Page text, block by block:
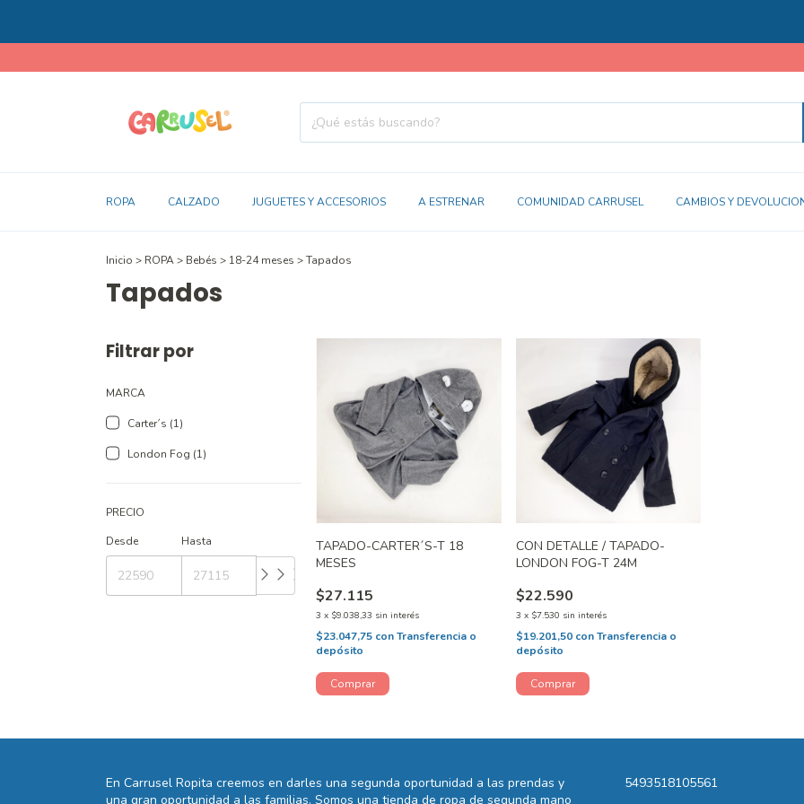
ROPA CALZADO JUGUETES Y ACCESORIOS A ESTRENAR COMUNIDAD CARRUSEL CAMBIOS Y
Inicio > ROPA> Bebés > 18-24 meses >Tapados
Tapados
Filtrar por
MARCA
Carter´s (1)
London Fog (1)
PRECIO
Desde
Hasta
TAPADO-CARTER´S-T 18
MESES
$27.115
3 x $9.038,33 sin interés
$23.047,75 con Transferencia o
depósito
CON DETALLE / TAPADO-
LONDON FOG-T 24M
$22.590
3 x $7.530 sin interés
$19.201,50 con Transferencia o
depósito
En Carrusel Ropita creemos en darles una segunda oportunidad a las prendas y
una gran oportunidad a las familias. Somos una tienda de ropa de segunda mano
5493518105561